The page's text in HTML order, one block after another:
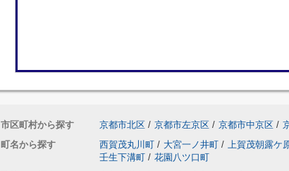
市区町村から探す 京都市北区 / 京都市左京区 / 京都市中京区 /
町名から探す
西賀茂丸川町 / 大宮一ノ井町 / 上賀茂朝露ケ
壬生下溝町 / 花園八ツ口町